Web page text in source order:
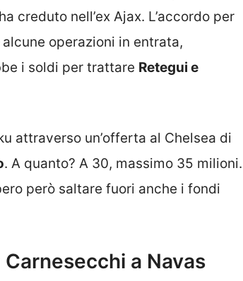
creduto nell’ex Ajax. L’accordo per
operazioni in entrata,
i soldi per trattare Retegui e
attraverso un’offerta al Chelsea di
. A quanto? A 30, massimo 35 milioni.
però saltare fuori anche i fondi
a Navas